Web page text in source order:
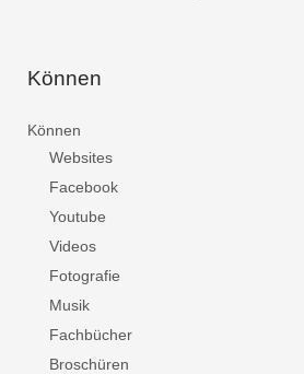
Können
Können
Websites
Facebook
Youtube
Videos
Fotografie
Musik
Fachbücher
Broschüren